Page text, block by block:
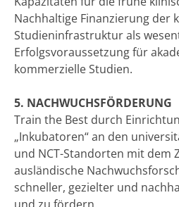
Nachhaltige Finanzierung der
Studieninfrastruktur als
Erfolgsvoraussetzung für
kommerzielle Studien.
5. NACHWUCHSFÖRDERUNG
Train the Best durch
„Inkubatoren“ an den
und NCT-Standorten mit dem
ausländische
schneller, gezielter und